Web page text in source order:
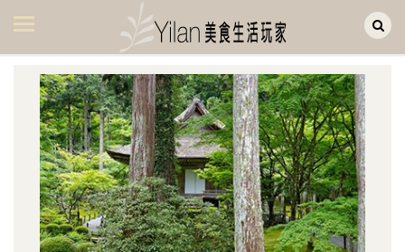
美食集
美飲集
廚房集
旅遊集
旅遊美食集
生活風